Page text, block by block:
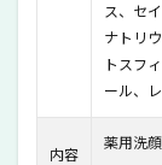
洗顔フォ
ーム＆薬
用化粧水
の最安値
10
ス、セ
ナトリ
トスフ
ール、
内容
薬用洗